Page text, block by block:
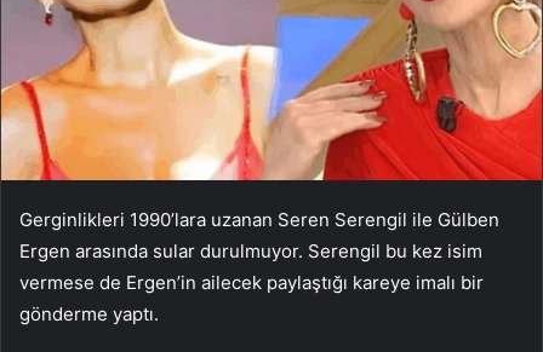
Gerginlikleri 1990’lara uzanan Seren Serengil ile Gülben
Ergen arasında sular durulmuyor. Serengil bu kez isim
vermese de Ergen’in ailecek paylaştığı kareye imalı bir
gönderme yaptı.